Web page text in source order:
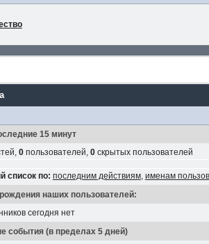
15 минут
0пользователей, 0скрытых пользователей
список по: последним действиям, именам
наших пользователей:
сегодня нет
события (в пределах 5 дней)